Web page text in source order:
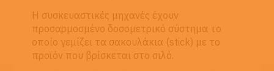
Η συσκευαστικές μηχανές έχουν
προσαρμοσμένο δοσομετρικό σύστημα το
οποίο γεμίζει τα σακουλάκια (stick) με το
προϊόν που βρίσκεται στο σιλό.